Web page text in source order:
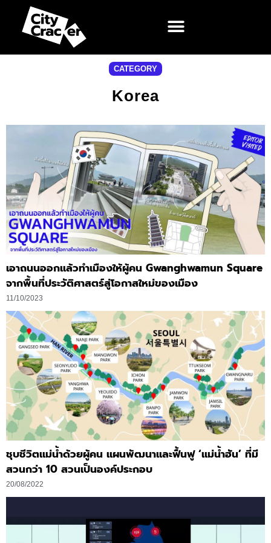
CATEGORY
Korea
เอาถนนออกแล้วทำเมืองให้ผู้คน Gwanghwamun Square
จากพื้นที่ประวัติศาสตร์สู่โอกาสใหม่ของเมือง
11/10/2023
ชุบชีวิตแม่น้ำด้วยผู้คน แผนพัฒนาและฟื้นฟู ‘แม่น้ำฮัน’ ที่มี
สวนกว่า 10 สวนเป็นองค์ประกอบ
20/08/2022